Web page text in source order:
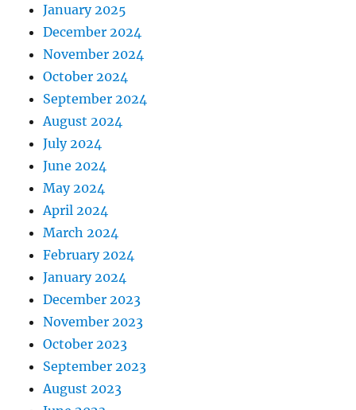
January 2025
December 2024
November 2024
October 2024
September 2024
August 2024
July 2024
June 2024
May 2024
April 2024
March 2024
February 2024
January 2024
December 2023
November 2023
October 2023
September 2023
August 2023